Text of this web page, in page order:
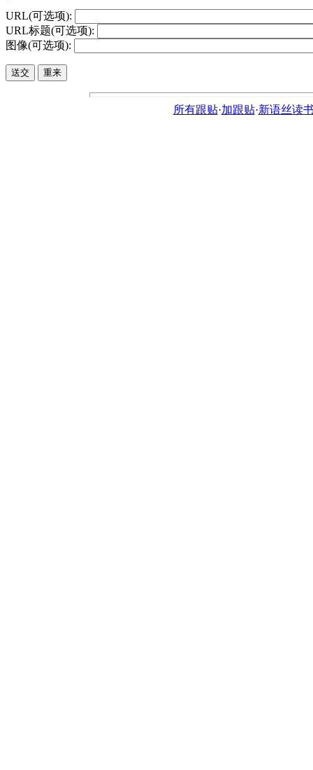
URL(可选项):
URL标题(可选项):
图像(可选项):
所有跟贴·加跟贴·新语丝读